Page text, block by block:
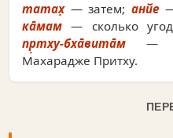
татах̣— затем;анйе
ка̄мам — сколько
пр̣тху-бха̄вита̄м —
Махарадже Притху.